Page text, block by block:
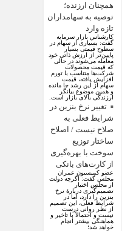
همچنان ارزنده؛
توصیه به سهامداران
تازه وارد
کارشناس بازار سرمایه
گفت: بسیاری از سهام در
سطوح قیمتی بسیار
پایین‌تر از ارزش ذاتی خود
معامله می‌شوند در حالی
که قیمت محصولات
شرکت‌ها متناسب با تورم
افزایش یافته، قیمت
سهام از این رشد جا مانده
و همین موضوع بیانگر
ارزندگی بالای بازار است.
تغییر نرخ بنزین در
شرایط فعلی به
صلاح نیست / اصلاح
ساختار توزیع
سوخت با بهره‌گیری
از کارت‌های بانکی
عضو کمیسیون عمران
مجلس گفت: اگرچه دولت
از مجلس اختیار
تصمیم‌گیری دربارهٔ نرخ
بنزین را دارد، اما در
شرایط فعلی، این تصمیم
از نظر روانی درست
نیست و احتمالاً با تاخیر و
هماهنگی بیشتر انجام
خواهد شد؛